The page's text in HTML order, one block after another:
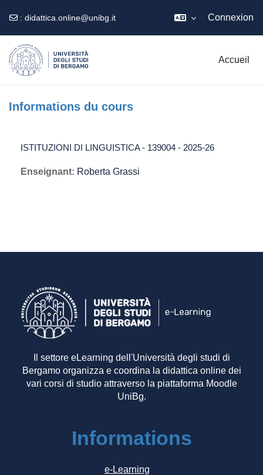
: didattica.online@unibg.it Connexion
Accueil
Informations du cours
ISTITUZIONI DI LINGUISTICA - 139004 - 2025-26
Enseignant: Roberta Grassi
Il settore eLearning dell'Università degli studi di
Bergamo organizza e coordina la didattica online dei
vari corsi di studio attraverso la piattaforma Moodle
UniBg.
Informations
e-Learning